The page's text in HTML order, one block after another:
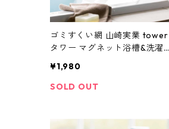
ゴミすくい網 山崎実業 tower
タワー マグネット浴槽&洗濯槽
ホワイト
¥1,980
SOLD OUT